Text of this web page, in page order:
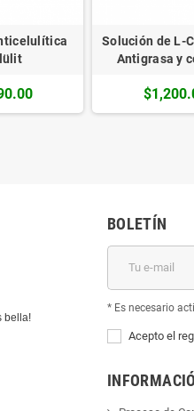
Solución de L-
Antigrasa y
bella!
BOLETÍN
* Es necesario
Acepto el